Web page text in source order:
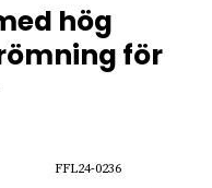
hög
för
FFL24-0236